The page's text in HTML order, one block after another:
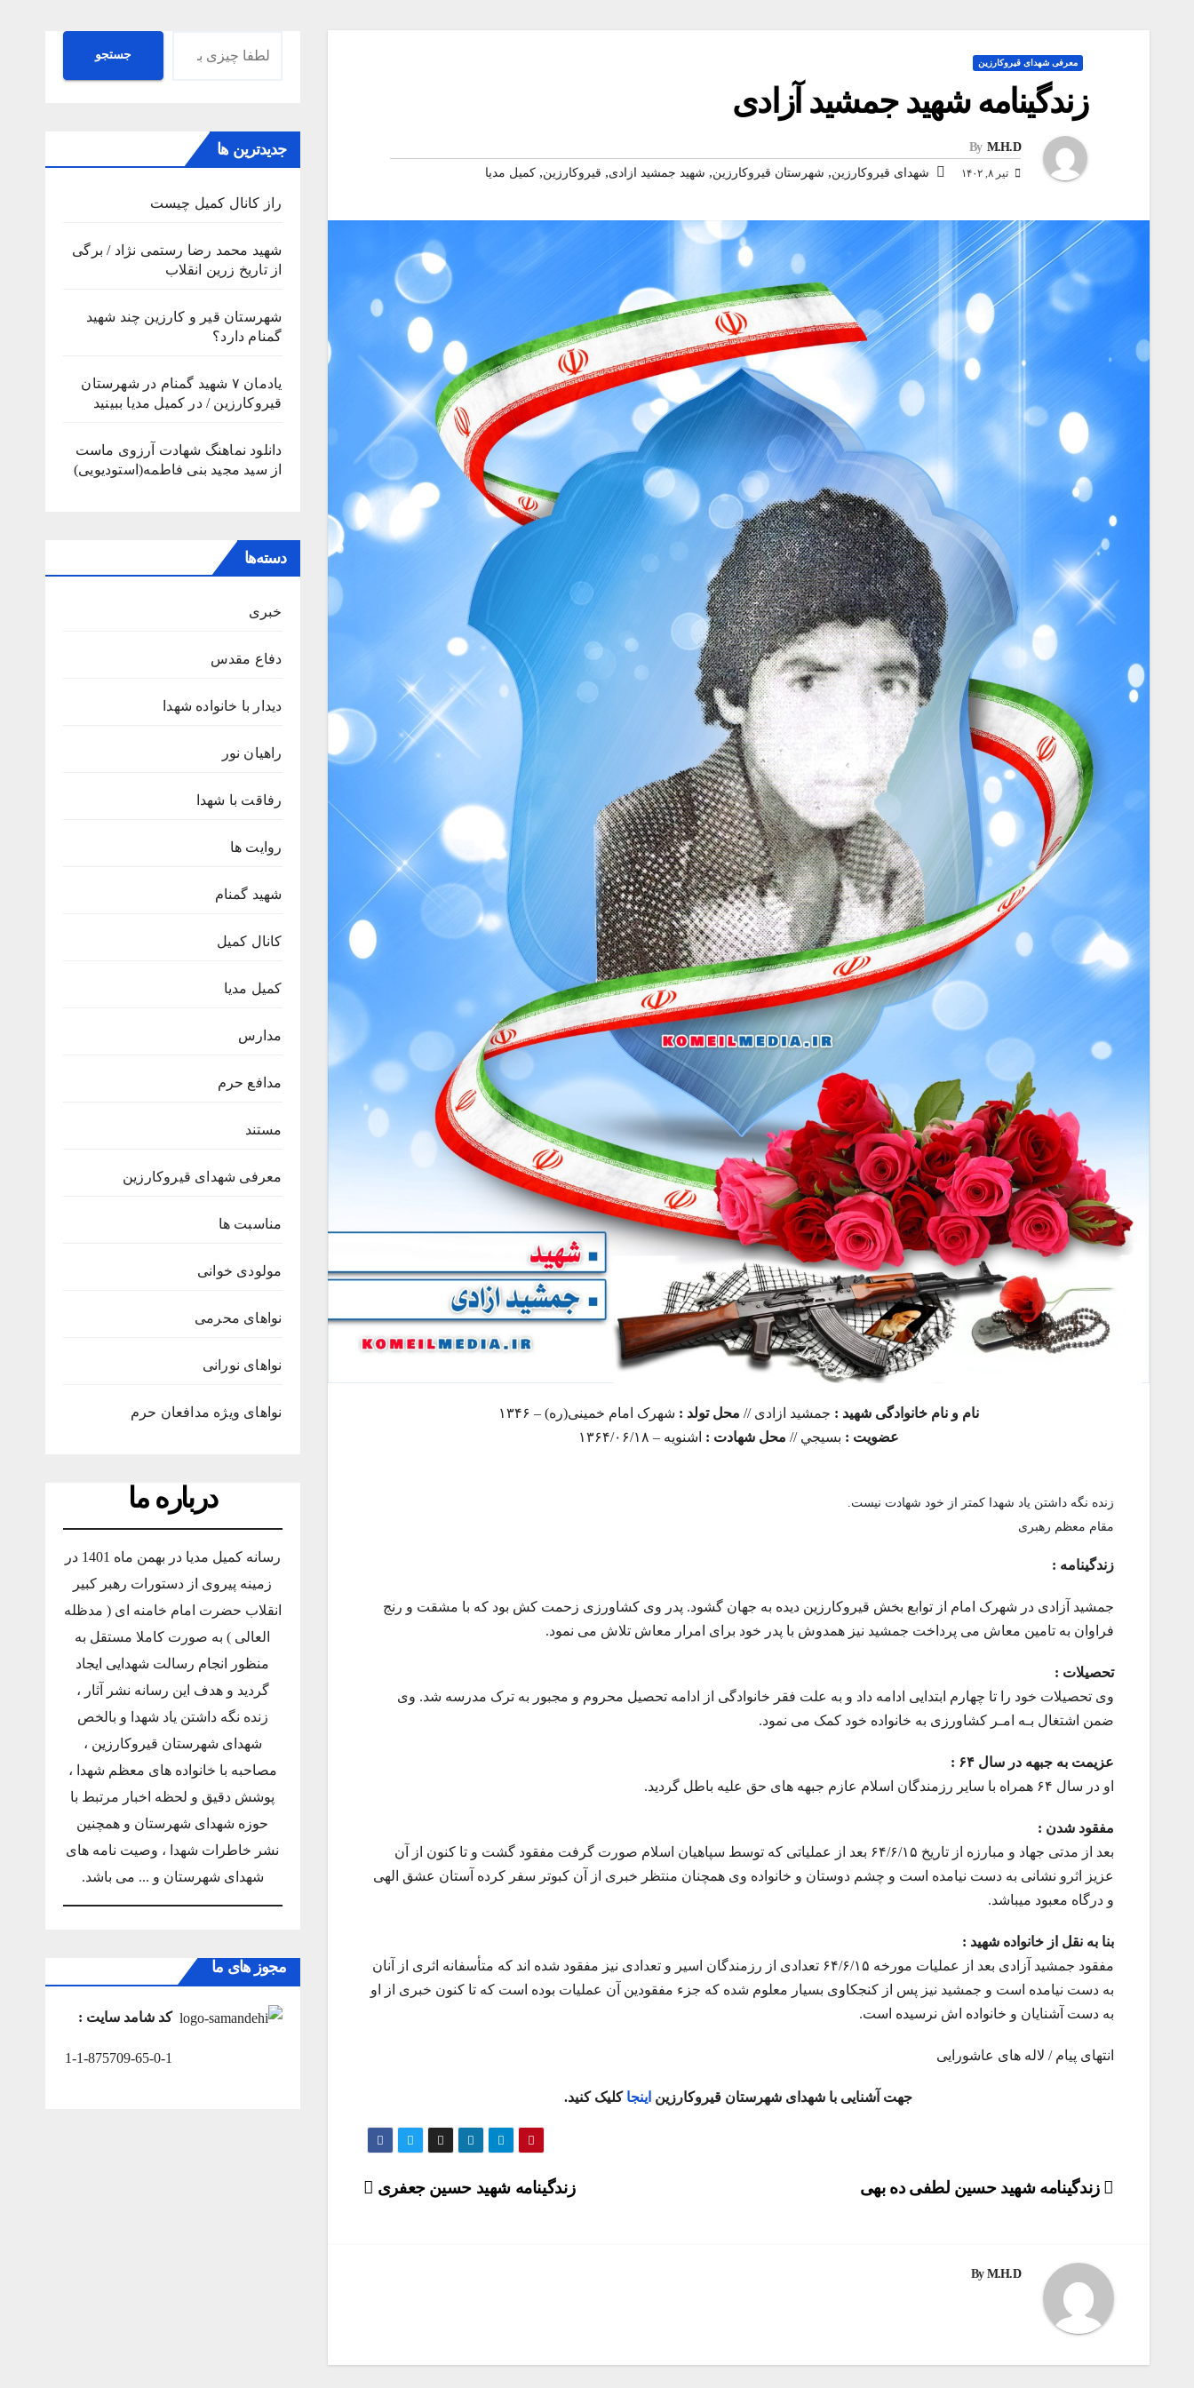
معرفی شهدای قیروکارزین
زندگینامه شهید جمشید آزادی
By M.H.D
تیر ۸, ۱۴۰۲ شهدای قیروکارزین, شهرستان قیروکارزین, شهید جمشید ازادی, قیروکارزین, کمیل مدیا
نام و نام خانوادگی شهید : جمشید ازادی // محل تولد : شهرک امام خمینی(ره) – ۱۳۴۶
عضویت : بسيجي // محل شهادت : اشنویه – ۱۳۶۴/۰۶/۱۸
زنده نگه داشتن یاد شهدا کمتر از خود شهادت نیست.
مقام معظم رهبری
زندگینامه :
جمشید آزادی در شهرک امام از توابع بخش قیروکارزین دیده به جهان گشود. پدر وی کشاورزی زحمت کش بود که با مشقت و رنج
فراوان به تامین معاش می پرداخت جمشید نیز همدوش با پدر خود برای امرار معاش تلاش می نمود.
تحصیلات :
وی تحصیلات خود را تا چهارم ابتدایی ادامه داد و به علت فقر خانوادگی از ادامه تحصیل محروم و مجبور به ترک مدرسه شد. وی
ضمن اشتغال بـه امـر کشاورزی به خانواده خود کمک می نمود.
عزیمت به جبهه در سال ۶۴ :
او در سال ۶۴ همراه با سایر رزمندگان اسلام عازم جبهه های حق علیه باطل گردید.
مفقود شدن :
بعد از مدتی جهاد و مبارزه از تاریخ ۶۴/۶/۱۵ بعد از عملیاتی که توسط سپاهیان اسلام صورت گرفت مفقود گشت و تا کنون از آن
عزیز اثرو نشانی به دست نیامده است و چشم دوستان و خانواده وی همچنان منتظر خبری از آن کبوتر سفر کرده آستان عشق الهی
و درگاه معبود میباشد.
بنا به نقل از خانواده شهید :
مفقود جمشید آزادی بعد از عملیات مورخه ۶۴/۶/۱۵ تعدادی از رزمندگان اسیر و تعدادی نیز مفقود شده اند که متأسفانه اثری از آنان
به دست نیامده است و جمشید نیز پس از کنجکاوی بسیار معلوم شده که جزء مفقودین آن عملیات بوده است که تا کنون خبری از او
به دست آشنایان و خانواده اش نرسیده است.
انتهای پیام / لاله های عاشورایی
جهت آشنایی با شهدای شهرستان قیروکارزین اینجاکلیک کنید.
راهبری
زندگینامه شهید حسین جعفری زندگینامه شهید حسین لطفی ده بهی
By M.H.D
جستجو جستجو
جدیدترین ها
راز کانال کمیل چیست
شهید محمد رضا رستمی نژاد / برگی
از تاریخ زرین انقلاب
شهرستان قیر و کارزین چند شهید
گمنام دارد؟
یادمان ۷ شهید گمنام در شهرستان
قیروکارزین / در کمیل مدیا ببینید
دانلود نماهنگ شهادت آرزوی ماست
از سید مجید بنی فاطمه(استودیویی)
دسته‌ها
خبری
دفاع مقدس
دیدار با خانواده شهدا
راهیان نور
رفاقت با شهدا
روایت ها
شهید گمنام
کانال کمیل
کمیل مدیا
مدارس
مدافع حرم
مستند
معرفی شهدای قیروکارزین
مناسبت ها
مولودی خوانی
نواهای محرمی
نواهای نورانی
نواهای ویژه مدافعان حرم
درباره ما
رسانه کمیل مدیا در بهمن ماه 1401 در
زمینه پیروی از دستورات رهبر کبیر
انقلاب حضرت امام خامنه ای ( مدظله
العالی ) به صورت کاملا مستقل به
منظور انجام رسالت شهدایی ایجاد
گردید و هدف این رسانه نشر آثار ،
زنده نگه داشتن یاد شهدا و بالخص
شهدای شهرستان قیروکارزین ،
مصاحبه با خانواده های معظم شهدا ،
پوشش دقیق و لحظه اخبار مرتبط با
حوزه شهدای شهرستان و همچنین
نشر خاطرات شهدا ، وصیت نامه های
شهدای شهرستان و ... می باشد.
مجوز های ما
کد شامد سایت :
1-1-875709-65-0-1